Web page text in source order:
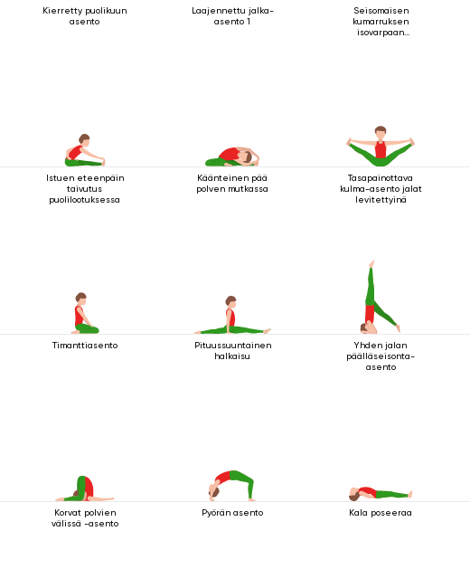
Kierretty puolikuun
asento
Laajennettu jalka-
asento 1
Seisomaisen
kumarruksen
isovarpaan
Istuen eteenpäin
taivutus
puolilootuksessa
Käänteinen pää
polven mutkassa
Tasapainottava
kulma-asento jalat
levitettyinä
Timanttiasento
Pituussuuntainen
halkaisu
Yhden jalan
päälläseisonta-
asento
Korvat polvien
välissä -asento
Pyörän asento Kala poseeraa